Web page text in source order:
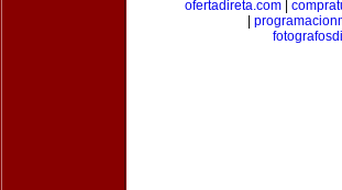
ofertadireta.com|